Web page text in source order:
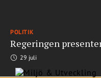
POLITIK
Regeringen
29 juli